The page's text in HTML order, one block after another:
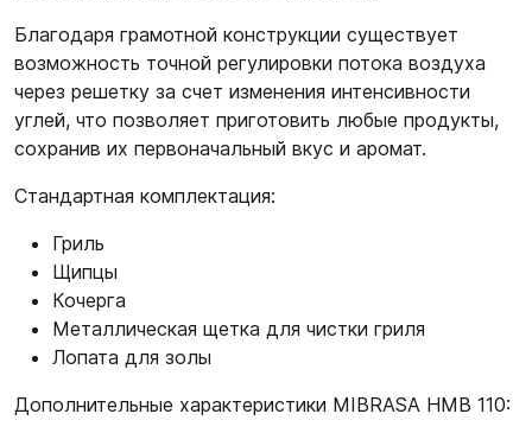
Благодаря грамотной конструкции существует
возможность точной регулировки потока воздуха
через решетку за счет изменения интенсивности
углей, что позволяет приготовить любые продукты,
сохранив их первоначальный вкус и аромат.
Стандартная комплектация:
Гриль
Щипцы
Кочерга
Металлическая щетка для чистки гриля
Лопата для золы
Дополнительные характеристики MIBRASA HMB 110: